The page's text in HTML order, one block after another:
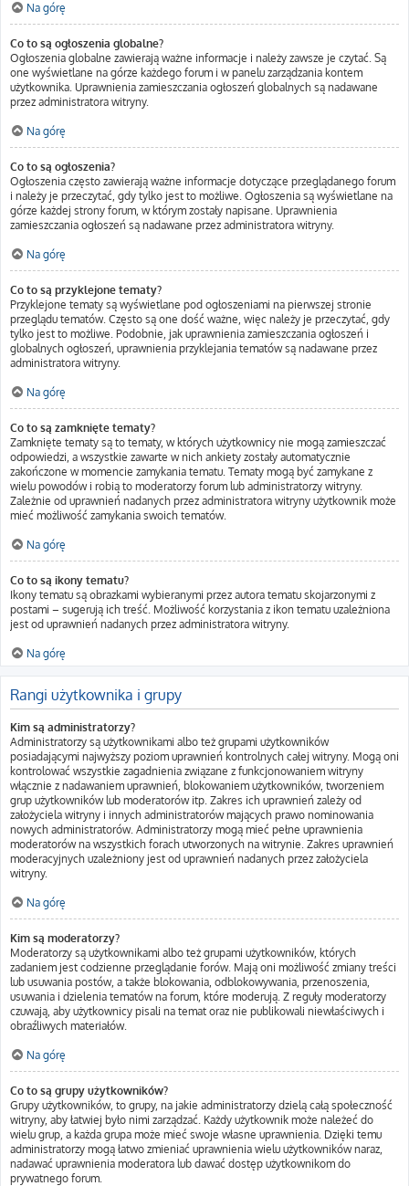
Na górę
Co to są ogłoszenia globalne?
Ogłoszenia globalne zawierają ważne informacje i należy zawsze je czytać. Są
one wyświetlane na górze każdego forum i w panelu zarządzania kontem
użytkownika. Uprawnienia zamieszczania ogłoszeń globalnych są nadawane
przez administratora witryny.
Na górę
Co to są ogłoszenia?
Ogłoszenia często zawierają ważne informacje dotyczące przeglądanego forum
i należy je przeczytać, gdy tylko jest to możliwe. Ogłoszenia są wyświetlane na
górze każdej strony forum, w którym zostały napisane. Uprawnienia
zamieszczania ogłoszeń są nadawane przez administratora witryny.
Na górę
Co to są przyklejone tematy?
Przyklejone tematy są wyświetlane pod ogłoszeniami na pierwszej stronie
przeglądu tematów. Często są one dość ważne, więc należy je przeczytać, gdy
tylko jest to możliwe. Podobnie, jak uprawnienia zamieszczania ogłoszeń i
globalnych ogłoszeń, uprawnienia przyklejania tematów są nadawane przez
administratora witryny.
Na górę
Co to są zamknięte tematy?
Zamknięte tematy są to tematy, w których użytkownicy nie mogą zamieszczać
odpowiedzi, a wszystkie zawarte w nich ankiety zostały automatycznie
zakończone w momencie zamykania tematu. Tematy mogą być zamykane z
wielu powodów i robią to moderatorzy forum lub administratorzy witryny.
Zależnie od uprawnień nadanych przez administratora witryny użytkownik może
mieć możliwość zamykania swoich tematów.
Na górę
Co to są ikony tematu?
Ikony tematu są obrazkami wybieranymi przez autora tematu skojarzonymi z
postami – sugerują ich treść. Możliwość korzystania z ikon tematu uzależniona
jest od uprawnień nadanych przez administratora witryny.
Na górę
Rangi użytkownika i grupy
Kim są administratorzy?
Administratorzy są użytkownikami albo też grupami użytkowników
posiadającymi najwyższy poziom uprawnień kontrolnych całej witryny. Mogą oni
kontrolować wszystkie zagadnienia związane z funkcjonowaniem witryny
włącznie z nadawaniem uprawnień, blokowaniem użytkowników, tworzeniem
grup użytkowników lub moderatorów itp. Zakres ich uprawnień zależy od
założyciela witryny i innych administratorów mających prawo nominowania
nowych administratorów. Administratorzy mogą mieć pełne uprawnienia
moderatorów na wszystkich forach utworzonych na witrynie. Zakres uprawnień
moderacyjnych uzależniony jest od uprawnień nadanych przez założyciela
witryny.
Na górę
Kim są moderatorzy?
Moderatorzy są użytkownikami albo też grupami użytkowników, których
zadaniem jest codzienne przeglądanie forów. Mają oni możliwość zmiany treści
lub usuwania postów, a także blokowania, odblokowywania, przenoszenia,
usuwania i dzielenia tematów na forum, które moderują. Z reguły moderatorzy
czuwają, aby użytkownicy pisali na temat oraz nie publikowali niewłaściwych i
obraźliwych materiałów.
Na górę
Co to są grupy użytkowników?
Grupy użytkowników, to grupy, na jakie administratorzy dzielą całą społeczność
witryny, aby łatwiej było nimi zarządzać. Każdy użytkownik może należeć do
wielu grup, a każda grupa może mieć swoje własne uprawnienia. Dzięki temu
administratorzy mogą łatwo zmieniać uprawnienia wielu użytkowników naraz,
nadawać uprawnienia moderatora lub dawać dostęp użytkownikom do
prywatnego forum.